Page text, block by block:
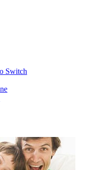
Switch